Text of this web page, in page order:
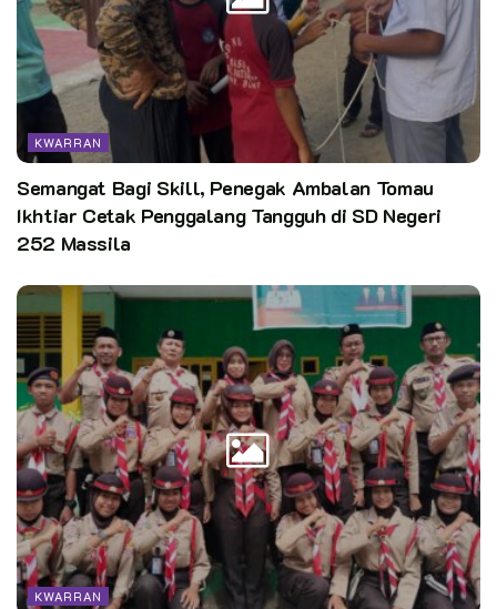
Kata Kunci:
kwarcab kabupaten bogor
Pasti hebat
Pusinfo Kwarcab Kabupaten Bogor
KWARRAN
Semangat Bagi Skill, Penegak Ambalan Tomau
Ikhtiar Cetak Penggalang Tangguh di SD Negeri
252 Massila
KWARRAN